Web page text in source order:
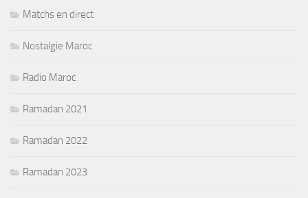
Matchs en direct
Nostalgie Maroc
Radio Maroc
Ramadan 2021
Ramadan 2022
Ramadan 2023